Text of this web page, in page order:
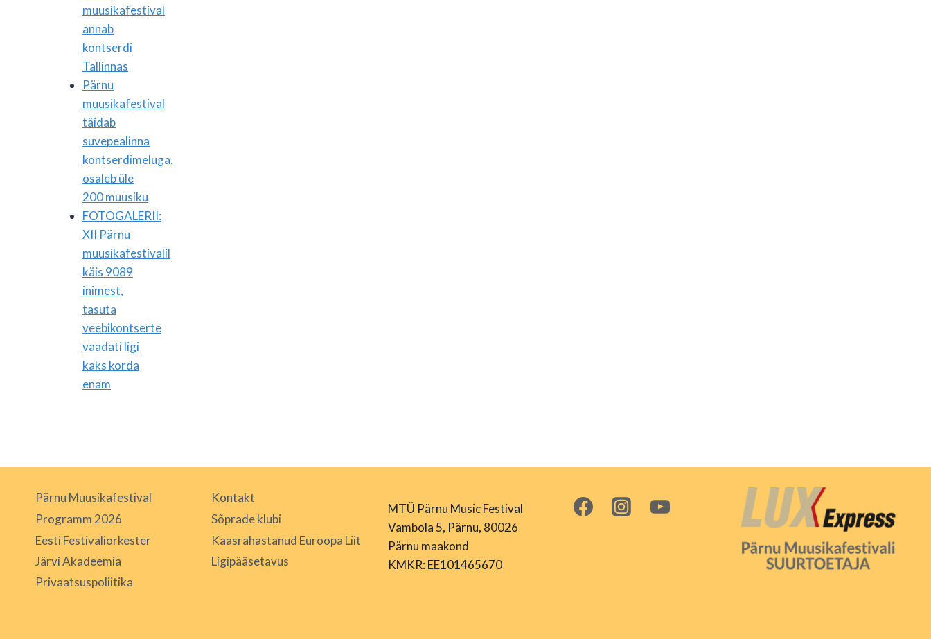
muusikafestival
annab
kontserdi
Tallinnas
Pärnu
muusikafestival
täidab
suvepealinna
kontserdimeluga,
osaleb üle
200 muusiku
FOTOGALERII:
XII Pärnu
muusikafestivalil
käis 9089
inimest,
tasuta
veebikontserte
vaadati ligi
kaks korda
enam
Pärnu Muusikafestival
Programm 2026
Eesti Festivaliorkester
Järvi Akadeemia
Privaatsuspoliitika
Kontakt
Sõprade klubi
Kaasrahastanud Euroopa Liit
Ligipääsetavus
MTÜ Pärnu Music Festival
Vambola 5, Pärnu, 80026
Pärnu maakond
KMKR: EE101465670